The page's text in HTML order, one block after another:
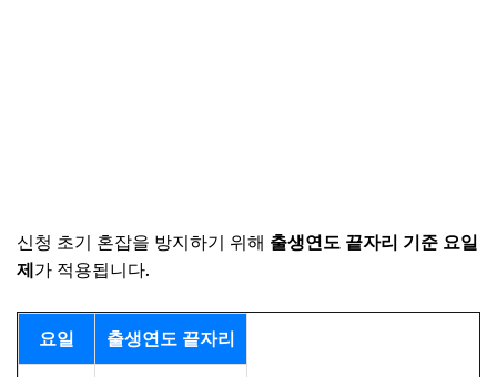
신청 초기 혼잡을 방지하기 위해 출생연도 끝자리 기준 요일
제가 적용됩니다.
요일 출생연도 끝자리